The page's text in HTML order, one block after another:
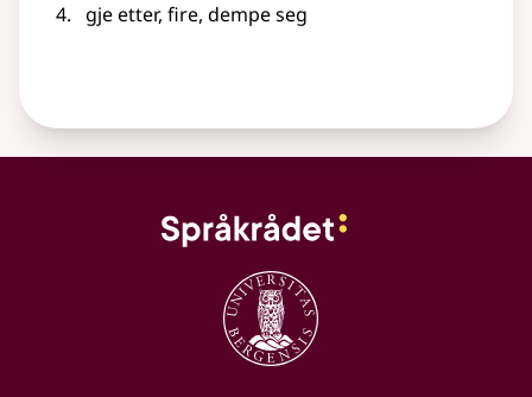
gje etter, fire, dempe seg